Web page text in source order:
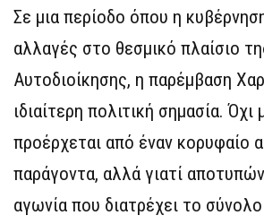
Σε μια περίοδο όπου η
αλλαγές στο θεσμικό πλαίσιο
Αυτοδιοίκησης, η παρέμβαση
ιδιαίτερη πολιτική σημασία. Όχι
προέρχεται από έναν κορυφαίο
παράγοντα, αλλά γιατί
αγωνία που διατρέχει το